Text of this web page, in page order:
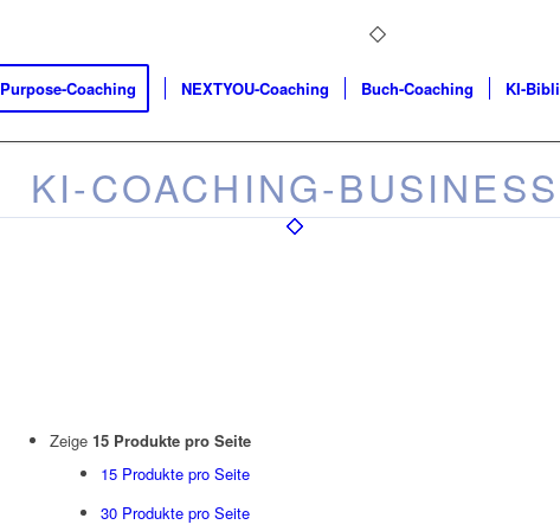
Purpose-Coaching NEXTYOU-Coaching Buch-Coaching KI-
KI-COACHING-BUSINESS
Zeige 15 Produkte pro Seite
15 Produkte pro Seite
30 Produkte pro Seite